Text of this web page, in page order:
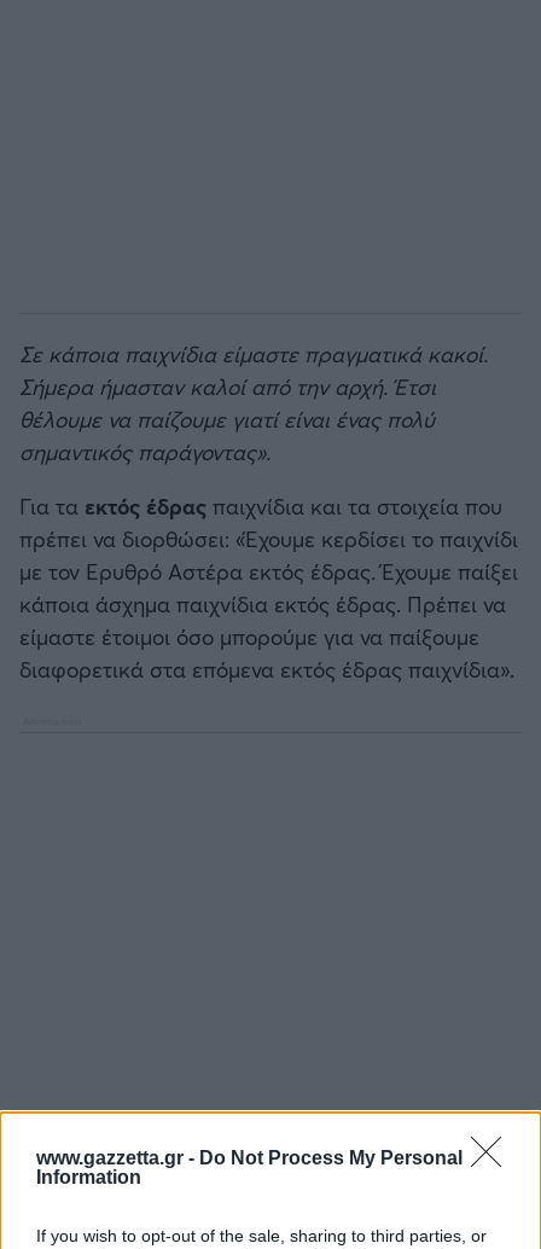
www.gazzetta.gr - Do Not Process My Personal
Information
If you wish to opt-out of the sale, sharing to third parties, or
Σε κάποια παιχνίδια είμαστε πραγματικά κακοί.
Σήμερα ήμασταν καλοί από την αρχή. Έτσι
θέλουμε να παίζουμε γιατί είναι ένας πολύ
σημαντικός παράγοντας».
Για τα εκτός έδρας παιχνίδια και τα στοιχεία που
πρέπει να διορθώσει: «Έχουμε κερδίσει το παιχνίδι
με τον Ερυθρό Αστέρα εκτός έδρας. Έχουμε παίξει
κάποια άσχημα παιχνίδια εκτός έδρας. Πρέπει να
είμαστε έτοιμοι όσο μπορούμε για να παίξουμε
διαφορετικά στα επόμενα εκτός έδρας παιχνίδια».